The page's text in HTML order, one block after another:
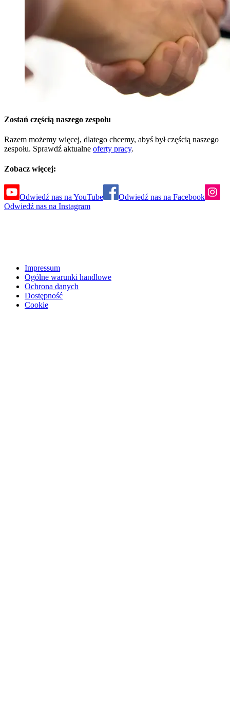
Zostań częścią naszego zespołu
Razem możemy więcej, dlatego chcemy, abyś był częścią naszego
zespołu. Sprawdź aktualne oferty pracy.
Zobacz więcej:
Odwiedź nas na YouTube
Odwiedź nas na Facebook
Odwiedź nas na Instagram
Impressum
Ogólne warunki handlowe
Ochrona danych
Dostępność
Cookie